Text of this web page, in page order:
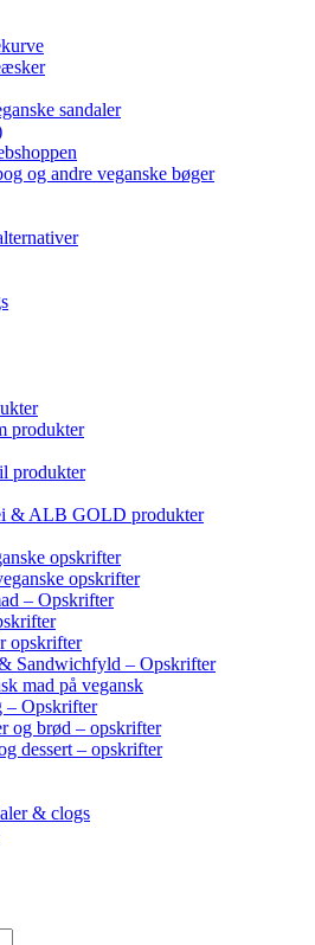
sandaler
og andre veganske bøger
produkter
produkter
& ALB GOLD produkter
opskrifter
opskrifter
– Opskrifter
opskrifter
Sandwichfyld – Opskrifter
mad på vegansk
– Opskrifter
og brød – opskrifter
dessert – opskrifter
& clogs